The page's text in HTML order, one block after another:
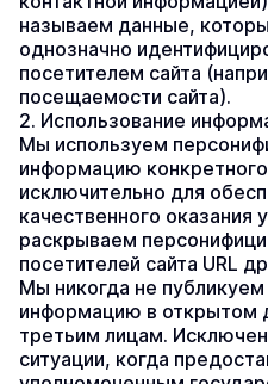
называем данные,
однозначно
посетителем сайта
посещаемости сайта).
2. Использование
Мы используем
информацию конкретного
исключительно для
качественного оказания
раскрываем
посетителей сайта URL
Мы никогда не
информацию в открытом
третьим лицам.
ситуации, когда